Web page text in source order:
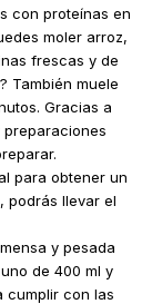
con proteínas en
moler arroz,
frescas y de
También muele
Gracias a
preparaciones
para obtener un
podrás llevar el
y pesada
de 400 ml y
cumplir con las